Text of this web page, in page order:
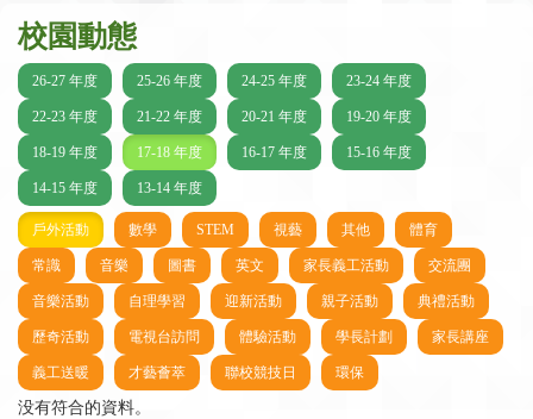
校園動態
26-27 年度 25-26 年度 24-25 年度 23-24 年度
22-23 年度 21-22 年度 20-21 年度 19-20 年度
18-19 年度 17-18 年度 16-17 年度 15-16 年度
14-15 年度 13-14 年度
戶外活動 數學 STEM 視藝 其他 體育
常識 音樂 圖書 英文 家長義工活動 交流團
音樂活動 自理學習 迎新活動 親子活動 典禮活動
歷奇活動 電視台訪問 體驗活動 學長計劃 家長講座
義工送暖 才藝薈萃 聯校競技日 環保
没有符合的資料。